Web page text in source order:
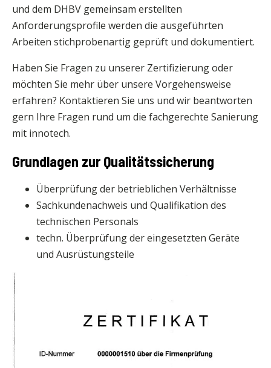
und dem DHBV gemeinsam erstellten
Anforderungsprofile werden die ausgeführten
Arbeiten stichprobenartig geprüft und dokumentiert.
Haben Sie Fragen zu unserer Zertifizierung oder
möchten Sie mehr über unsere Vorgehensweise
erfahren? Kontaktieren Sie uns und wir beantworten
gern Ihre Fragen rund um die fachgerechte Sanierung
mit innotech.
Grundlagen zur Qualitätssicherung
Überprüfung der betrieblichen Verhältnisse
Sachkundenachweis und Qualifikation des
technischen Personals
techn. Überprüfung der eingesetzten Geräte
und Ausrüstungsteile